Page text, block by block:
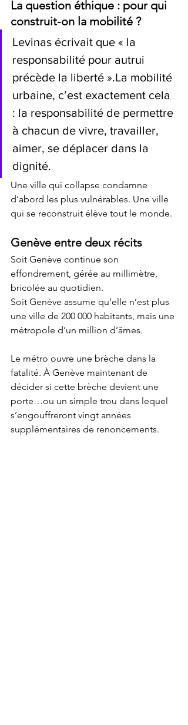
La question éthique : pour qui
construit-on la mobilité ?
Levinas écrivait que « la
responsabilité pour autrui
précède la liberté ».La mobilité
urbaine, c’est exactement cela
: la responsabilité de permettre
à chacun de vivre, travailler,
aimer, se déplacer dans la
dignité.
Une ville qui collapse condamne
d’abord les plus vulnérables. Une ville
qui se reconstruit élève tout le monde.
Genève entre deux récits
Soit Genève continue son
effondrement, gérée au millimètre,
bricolée au quotidien.
Soit Genève assume qu’elle n’est plus
une ville de 200 000 habitants, mais une
métropole d’un million d’âmes.
Le métro ouvre une brèche dans la
fatalité. À Genève maintenant de
décider si cette brèche devient une
porte…ou un simple trou dans lequel
s’engouffreront vingt années
supplémentaires de renoncements.